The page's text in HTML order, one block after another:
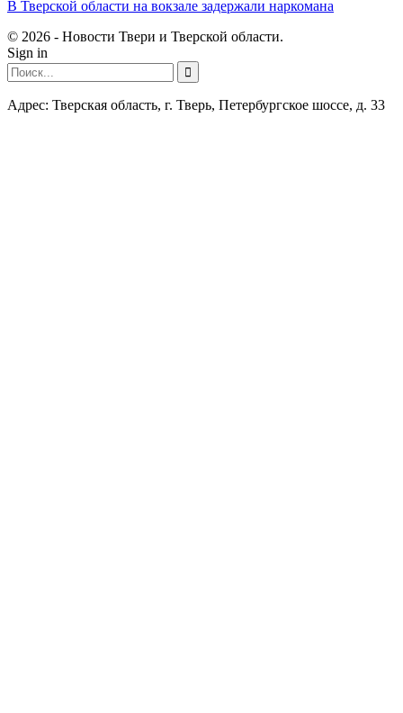
В Тверской области на вокзале задержали наркомана
© 2026 - Новости Твери и Тверской области.
Sign in
Адрес: Тверская область, г. Тверь, Петербургское шоссе, д. 33